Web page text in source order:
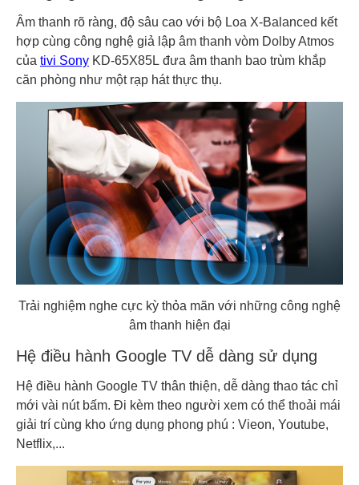
Âm thanh rõ ràng, độ sâu cao với bộ Loa X-Balanced kết
hợp cùng công nghệ giả lập âm thanh vòm Dolby Atmos
của tivi Sony KD-65X85L đưa âm thanh bao trùm khắp
căn phòng như một rạp hát thực thụ.
Trải nghiệm nghe cực kỳ thỏa mãn với những công nghệ
âm thanh hiện đại
Hệ điều hành Google TV dễ dàng sử dụng
Hệ điều hành Google TV thân thiện, dễ dàng thao tác chỉ
mới vài nút bấm. Đi kèm theo người xem có thể thoải mái
giải trí cùng kho ứng dụng phong phú : Vieon, Youtube,
Netflix,...